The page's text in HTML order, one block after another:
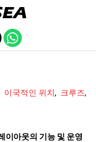
이국적인 위치, 크루즈,
이아웃의 기능 및 운영